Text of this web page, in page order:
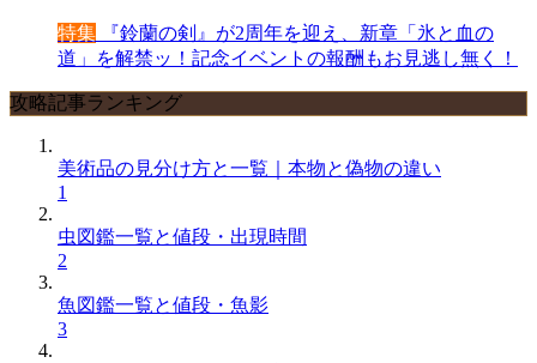
特集 『鈴蘭の剣』が2周年を迎え、新章「氷と血の
道」を解禁ッ！記念イベントの報酬もお見逃し無く！
攻略記事ランキング
美術品の見分け方と一覧｜本物と偽物の違い
1
虫図鑑一覧と値段・出現時間
2
魚図鑑一覧と値段・魚影
3